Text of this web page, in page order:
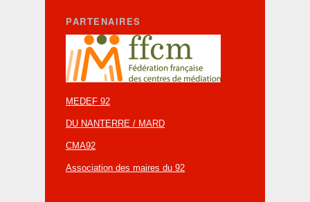
PARTENAIRES
MEDEF 92
DU NANTERRE / MARD
CMA92
Association des maires du 92